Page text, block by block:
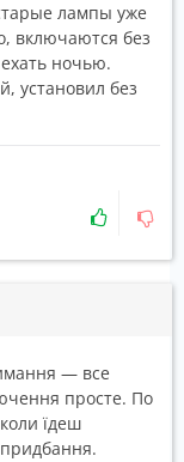
лампы уже
включаются без
ночью.
установил без
— все
просте. По
їдеш